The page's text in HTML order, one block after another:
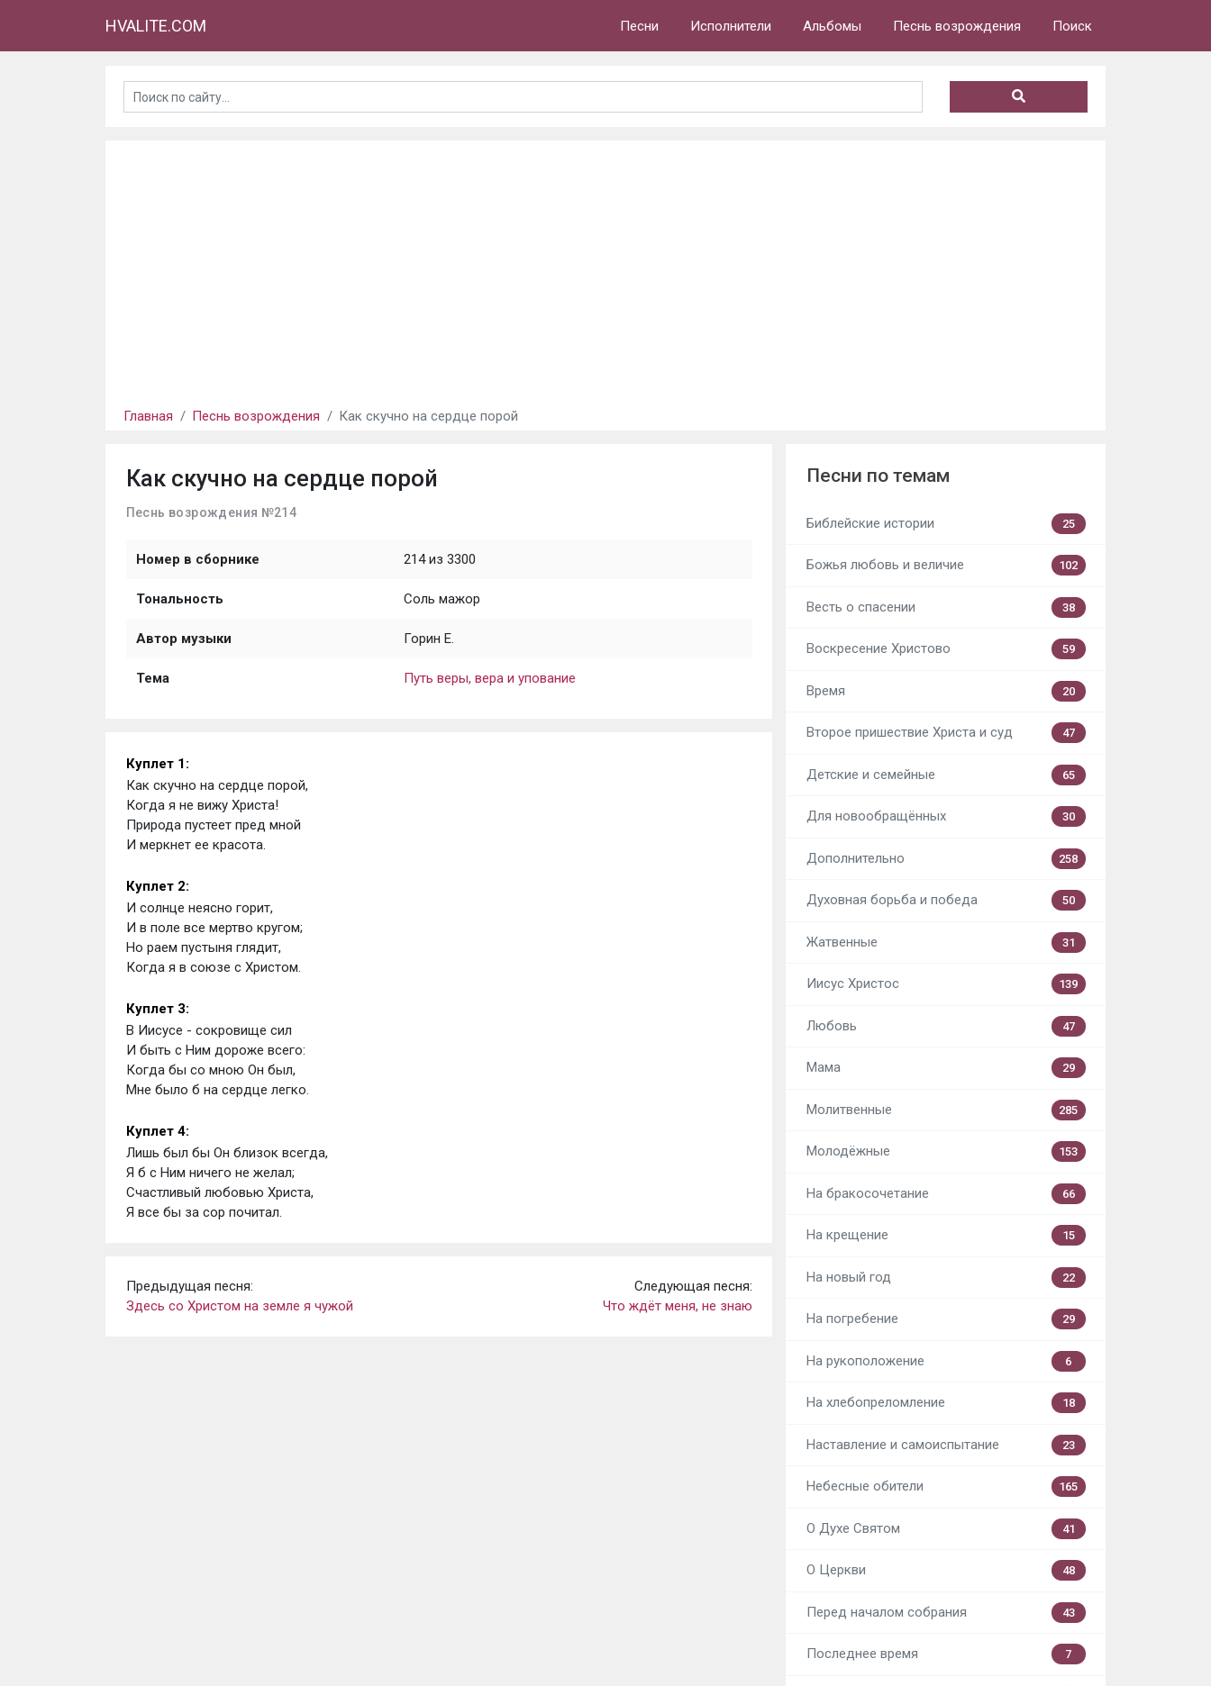
HVALITE.COM Песни Исполнители Альбомы Песнь возрождения Поиск
Главная Песнь возрождения Как скучно на сердце порой
Как скучно на сердце порой
Песнь возрождения №214
Номер в сборнике 214 из 3300
Тональность Соль мажор
Автор музыки Горин Е.
Тема Путь веры, вера и упование
Куплет 1:
Как скучно на сердце порой,
Когда я не вижу Христа!
Природа пустеет пред мной
И меркнет ее красота.
Куплет 2:
И солнце неясно горит,
И в поле все мертво кругом;
Но раем пустыня глядит,
Когда я в союзе с Христом.
Куплет 3:
В Иисусе - сокровище сил
И быть с Ним дороже всего:
Когда бы со мною Он был,
Мне было б на сердце легко.
Куплет 4:
Лишь был бы Он близок всегда,
Я б с Ним ничего не желал;
Счастливый любовью Христа,
Я все бы за сор почитал.
Предыдущая песня:
Здесь со Христом на земле я чужой
Следующая песня:
Что ждёт меня, не знаю
Песни по темам
Библейские истории 25
Божья любовь и величие 102
Весть о спасении 38
Воскресение Христово 59
Время 20
Второе пришествие Христа и суд 47
Детские и семейные 65
Для новообращённых 30
Дополнительно 258
Духовная борьба и победа 50
Жатвенные 31
Иисус Христос 139
Любовь 47
Мама 29
Молитвенные 285
Молодёжные 153
На бракосочетание 66
На крещение 15
На новый год 22
На погребение 29
На рукоположение 6
На хлебопреломление 18
Наставление и самоиспытание 23
Небесные обители 165
О Духе Святом 41
О Церкви 48
Перед началом собрания 43
Последнее время 7